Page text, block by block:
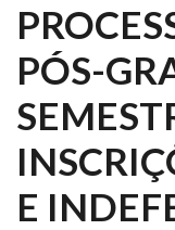
PÓS-
E